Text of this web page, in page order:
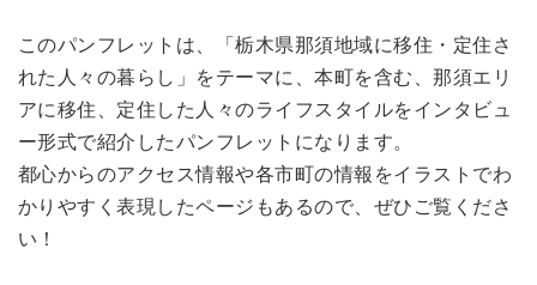
このパンフレットは、「栃木県那須地域に移住・定住さ
れた人々の暮らし」をテーマに、本町を含む、那須エリ
アに移住、定住した人々のライフスタイルをインタビュ
ー形式で紹介したパンフレットになります。
都心からのアクセス情報や各市町の情報をイラストでわ
かりやすく表現したページもあるので、ぜひご覧くださ
い！